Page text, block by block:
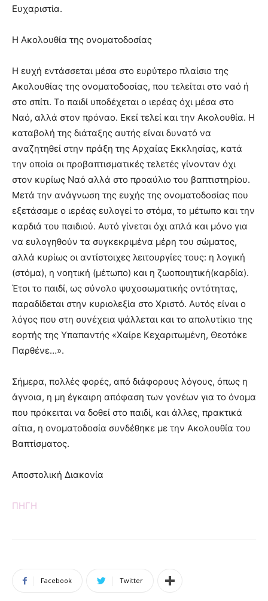
Ευχαριστία.
Η Ακολουθία της ονοματοδοσίας
Η ευχή εντάσσεται μέσα στο ευρύτερο πλαίσιο της
Ακολουθίας της ονοματοδοσίας, που τελείται στο ναό ή
στο σπίτι. Το παιδί υποδέχεται ο ιερέας όχι μέσα στο
Ναό, αλλά στον πρόναο. Εκεί τελεί και την Ακολουθία. Η
καταβολή της διάταξης αυτής είναι δυνατό να
αναζητηθεί στην πράξη της Αρχαίας Εκκλησίας, κατά
την οποία οι προβαπτισματικές τελετές γίνονταν όχι
στον κυρίως Ναό αλλά στο προαύλιο του βαπτιστηρίου.
Μετά την ανάγνωση της ευχής της ονοματοδοσίας που
εξετάσαμε ο ιερέας ευλογεί το στόμα, το μέτωπο και την
καρδιά του παιδιού. Αυτό γίνεται όχι απλά και μόνο για
να ευλογηθούν τα συγκεκριμένα μέρη του σώματος,
αλλά κυρίως οι αντίστοιχες λειτουργίες τους: η λογική
(στόμα), η νοητική (μέτωπο) και η ζωοποιητική(καρδία).
Έτσι το παιδί, ως σύνολο ψυχοσωματικής οντότητας,
παραδίδεται στην κυριολεξία στο Χριστό. Αυτός είναι ο
λόγος που στη συνέχεια ψάλλεται και το απολυτίκιο της
εορτής της Υπαπαντής «Χαίρε Κεχαριτωμένη, Θεοτόκε
Παρθένε…».
Σήμερα, πολλές φορές, από διάφορους λόγους, όπως η
άγνοια, η μη έγκαιρη απόφαση των γονέων για το όνομα
που πρόκειται να δοθεί στο παιδί, και άλλες, πρακτικά
αίτια, η ονοματοδοσία συνδέθηκε με την Ακολουθία του
Βαπτίσματος.
Αποστολική Διακονία
ΠΗΓΗ
Facebook Twitter